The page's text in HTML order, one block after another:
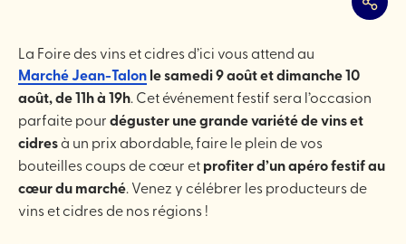
La Foire des vins et cidres d’ici vous attend au
Marché Jean-Talonle samedi 9 août et dimanche 10
août, de 11h à 19h. Cet événement festif sera l’occasion
parfaite pourdéguster une grande variété de vins et
cidresà un prix abordable, faire le plein de vos
bouteilles coups de cœur etprofiter d’un apéro festif au
cœur du marché. Venez y célébrer les producteurs de
vins et cidres de nos régions !